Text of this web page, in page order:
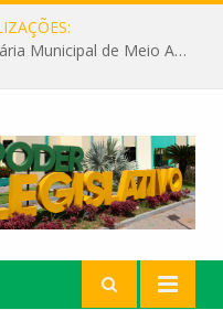
Câmara recebe palestra da Secretária Municipal de Meio Ambiente sobre as ações da “SEMANA DO MEIO AMBIENTE”